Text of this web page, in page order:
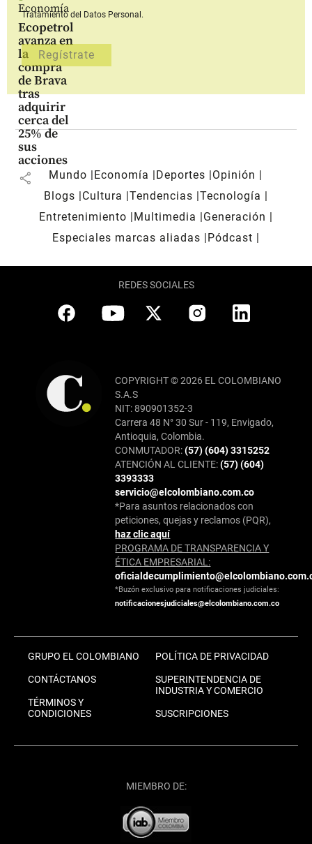
Economía
Ecopetrol
avanza en
la
compra
de Brava
tras
adquirir
cerca del
25% de
sus
acciones
share
Tratamiento del Datos Personal.
Mundo Economía Deportes
Opinión
Blogs
Cultura Tendencias Tecnología
Entretenimiento
Multimedia
Generación
Especiales marcas aliadas
Pódcast
REDES SOCIALES
COPYRIGHT © 2026 EL COLOMBIANO
S.A.S
NIT: 890901352-3
Carrera 48 N° 30 Sur - 119, Envigado,
Antioquia, Colombia.
CONMUTADOR:(57) (604) 3315252
ATENCIÓN AL CLIENTE:(57) (604)
3393333
servicio@elcolombiano.com.co
*Para asuntos relacionados con
peticiones, quejas y reclamos (PQR),
haz clic aquí
PROGRAMA DE TRANSPARENCIA Y
ÉTICA EMPRESARIAL:
*Buzón exclusivo para notificaciones judiciales:
notificacionesjudiciales@elcolombiano.com.co
GRUPO EL COLOMBIANO
CONTÁCTANOS
TÉRMINOS Y
CONDICIONES
POLÍTICA DE PRIVACIDAD
SUPERINTENDENCIA DE
INDUSTRIA Y COMERCIO
SUSCRIPCIONES
MIEMBRO DE: